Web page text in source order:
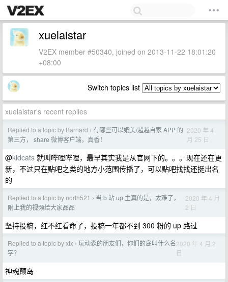
xuelaistar
V2EX member #50340, joined on 2013-11-22 18:01:20
+08:00
Switch topics list
xuelaistar's recent replies
Replied to a topic by Barnard › 有哪些可以媲美/超越自家 APP 的
第三方， share 微博客户端，真香！
2020 年 4
月 25 日
@kidcats 就叫哔哩哔哩，最早其实我是从官网下的。。。现在还在更
新，不过只在贴吧之类的地方小范围传播了，可以贴吧找找还挺出名
的
Replied to a topic by north521 › 当 b 站 up 主真的是，太难了，
附上我的视频给大家品品
2020 年 4 月
2 日
坚持投稿，红不红看命了，投稿一年都不到 300 粉的 up 路过
Replied to a topic by xtx › 玩动森的朋友们，你们的岛叫什么名
字？
2020 年 4 月 2
日
神魂颠岛